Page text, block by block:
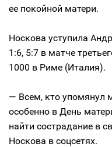
ее покойной матери.
Носкова уступила
1:6, 5:7 в матче
1000 в Риме (Италия).
— Всем, кто упомянул
особенно в День
найти сострадание в
Носкова в соцсетях.